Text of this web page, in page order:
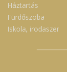
Háztartás
Fürdőszoba
Iskola, irodaszer